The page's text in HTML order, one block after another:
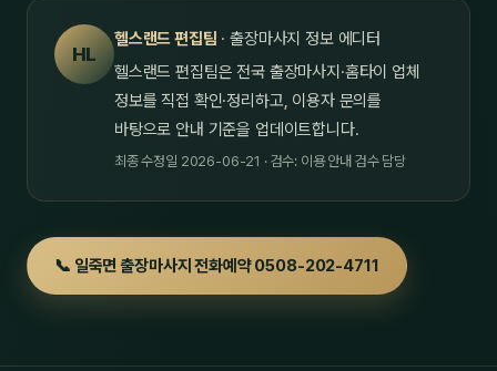
HL
헬스랜드 편집팀 · 출장마사지 정보 에디터
헬스랜드 편집팀은 전국 출장마사지·홈타이 업체
정보를 직접 확인·정리하고, 이용자 문의를
바탕으로 안내 기준을 업데이트합니다.
최종 수정일 2026-06-21 · 검수: 이용 안내 검수 담당
📞 일죽면 출장마사지 전화예약 0508-202-4711